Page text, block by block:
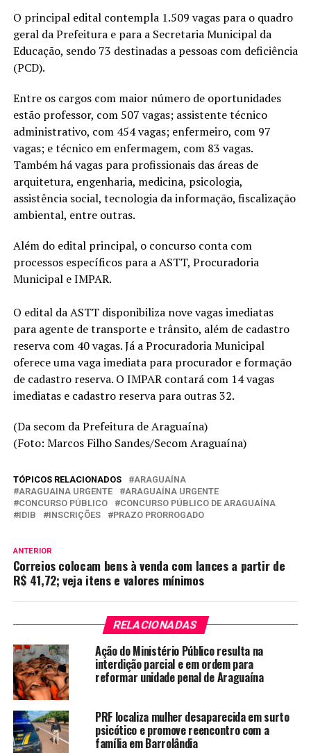
O principal edital contempla 1.509 vagas para o quadro
geral da Prefeitura e para a Secretaria Municipal da
Educação, sendo 73 destinadas a pessoas com deficiência
(PCD).
Entre os cargos com maior número de oportunidades
estão professor, com 507 vagas; assistente técnico
administrativo, com 454 vagas; enfermeiro, com 97
vagas; e técnico em enfermagem, com 83 vagas.
Também há vagas para profissionais das áreas de
arquitetura, engenharia, medicina, psicologia,
assistência social, tecnologia da informação, fiscalização
ambiental, entre outras.
Além do edital principal, o concurso conta com
processos específicos para a ASTT, Procuradoria
Municipal e IMPAR.
O edital da ASTT disponibiliza nove vagas imediatas
para agente de transporte e trânsito, além de cadastro
reserva com 40 vagas. Já a Procuradoria Municipal
oferece uma vaga imediata para procurador e formação
de cadastro reserva. O IMPAR contará com 14 vagas
imediatas e cadastro reserva para outras 32.
(Da secom da Prefeitura de Araguaína)
(Foto: Marcos Filho Sandes/Secom Araguaína)
TÓPICOS RELACIONADOS
ARAGUAÍNA
ARAGUAINA URGENTE
ARAGUAÍNA URGENTE
CONCURSO PÚBLICO
CONCURSO PÚBLICO DE ARAGUAÍNA
IDIB
INSCRIÇÕES PRAZO PRORROGADO
ANTERIOR
Correios colocam bens à venda com lances a partir de
R$ 41,72; veja itens e valores mínimos
RELACIONADAS
Ação do Ministério Público resulta na
interdição parcial e em ordem para
reformar unidade penal de Araguaína
PRF localiza mulher desaparecida em surto
psicótico e promove reencontro com a
família em Barrolândia